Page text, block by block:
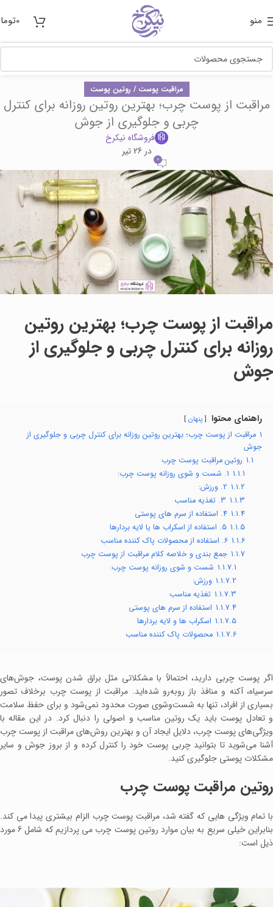
منو 0
مراقبت پوست / روتین پوست
مراقبت از پوست چرب؛ بهترین روتین روزانه برای کنترل
چربی و جلوگیری از جوش
فروشگاه نیکرخ
در 26 تیر
0
مراقبت از پوست چرب؛ بهترین روتین
روزانه برای کنترل چربی و جلوگیری از
جوش
راهنمای محتوا پنهان
1 مراقبت از پوست چرب؛ بهترین روتین روزانه برای کنترل چربی و جلوگیری از
جوش
1.1 روتین مراقبت پوست چرب
1.1.1 1. شست و شوی روزانه پوست چرب:
1.1.2 2. ورزش:
1.1.3 3. تغذیه مناسب
1.1.4 4. استفاده از سرم های پوستی
1.1.5 5. استفاده از اسکراب ها یا لایه بردارها
1.1.6 6. استفاده از محصولات پاک کننده مناسب
1.1.7 جمع بندی و خلاصه کلام مراقبت از پوست چرب
1.1.7.1 شست و شوی روزانه پوست چرب:
1.1.7.2 ورزش:
1.1.7.3 تغذیه مناسب
1.1.7.4 استفاده از سرم های پوستی
1.1.7.5 اسکراب ها و لایه بردارها
1.1.7.6 محصولات پاک کننده مناسب
اگر پوست چربی دارید، احتمالاً با مشکلاتی مثل براق شدن پوست، جوش‌های
سرسیاه، آکنه و منافذ باز روبه‌رو شده‌اید. مراقبت از پوست چرب برخلاف تصور
بسیاری از افراد، تنها به شست‌وشوی صورت محدود نمی‌شود و برای حفظ سلامت
و تعادل پوست باید یک روتین مناسب و اصولی را دنبال کرد. در این مقاله با
ویژگی‌های پوست چرب، دلایل ایجاد آن و بهترین روش‌های مراقبت از پوست چرب
آشنا می‌شوید تا بتوانید چربی پوست خود را کنترل کرده و از بروز جوش و سایر
مشکلات پوستی جلوگیری کنید.
روتین مراقبت پوست چرب
با تمام ویژگی هایی که گفته شد، مراقبت پوست چرب الزام بیشتری پیدا می کند.
بنابراین خیلی سریع به بیان موارد روتین پوست چرب می پردازیم که شامل 6 مورد
ذیل است: